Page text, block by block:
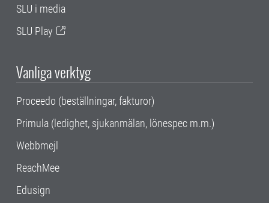
SLU i media
SLU Play
Vanliga verktyg
Proceedo (beställningar, fakturor)
Primula (ledighet, sjukanmälan, lönespec m.m.)
Webbmejl
ReachMee
Edusign